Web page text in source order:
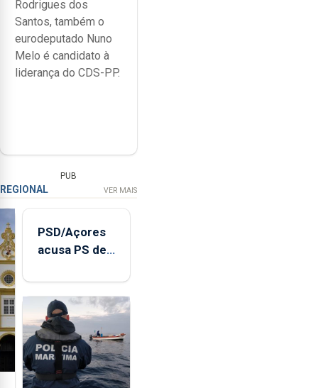
Rodrigues dos
Santos, também o
eurodeputado Nuno
Melo é candidato à
liderança do CDS-PP.
PUB
REGIONAL VER MAIS
PSD/Açores
acusa PS de
contraditória"
sobre
evolução
turística